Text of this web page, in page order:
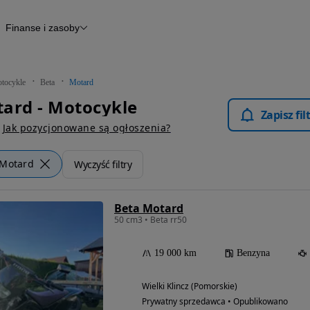
Finanse i zasoby
Beta Motard
- Motocykle
Jak pozycjonowane są ogłoszenia?
Zapisz
Wyczyść filtry
Beta Motard
50 cm3 • Beta rr50
19 000 km Benzyna
Wielki Klincz (Pomorskie)
Prywatny sprzedawca • Opublikowano